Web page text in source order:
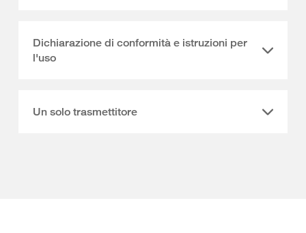
Dichiarazione di conformità e istruzioni per
l'uso
Un solo trasmettitore